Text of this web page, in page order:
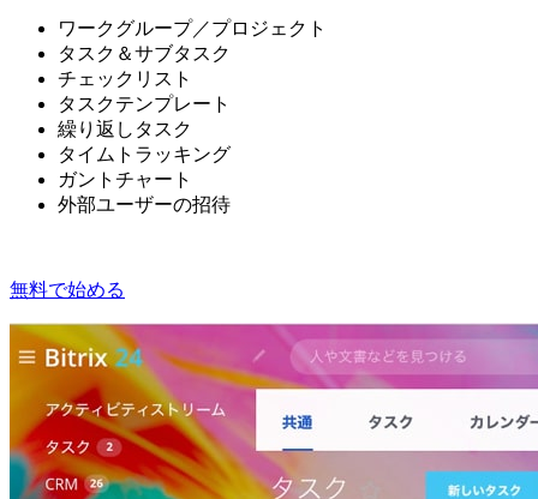
ワークグループ／プロジェクト
タスク＆サブタスク
チェックリスト
タスクテンプレート
繰り返しタスク
タイムトラッキング
ガントチャート
外部ユーザーの招待
無料で始める